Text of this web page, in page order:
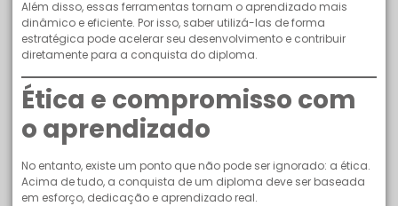
Além disso, essas ferramentas tornam o aprendizado mais
dinâmico e eficiente. Por isso, saber utilizá-las de forma
estratégica pode acelerar seu desenvolvimento e contribuir
diretamente para a conquista do diploma.
Ética e compromisso com
o aprendizado
No entanto, existe um ponto que não pode ser ignorado: a ética.
Acima de tudo, a conquista de um diploma deve ser baseada
em esforço, dedicação e aprendizado real.